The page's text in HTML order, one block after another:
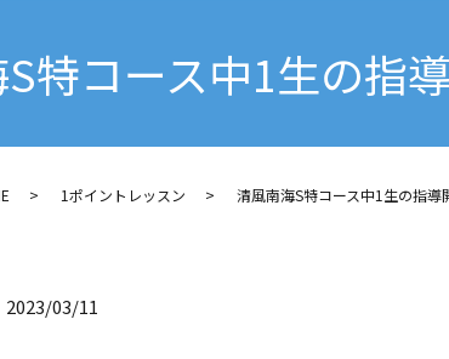
特コース中1生の指
1ポイントレッスン 清風南海S特コース中1生の指
2023/03/11